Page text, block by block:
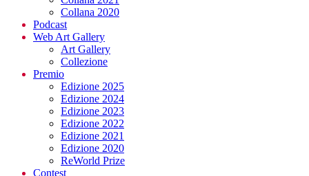
Collana 2020
Podcast
Web Art Gallery
Art Gallery
Collezione
Premio
Edizione 2025
Edizione 2024
Edizione 2023
Edizione 2022
Edizione 2021
Edizione 2020
ReWorld Prize
Contest